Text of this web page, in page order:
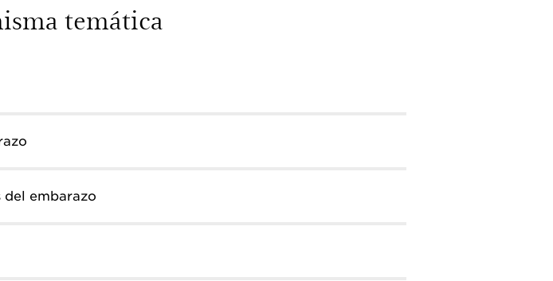
temática
del embarazo